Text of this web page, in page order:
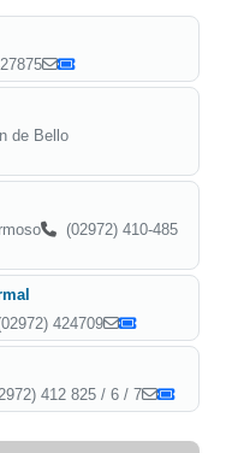
de Bello
(02972) 410-485
424709
412 825 / 6 / 7